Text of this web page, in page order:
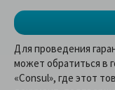
Для проведения
может обратиться в
«Consul», где этот